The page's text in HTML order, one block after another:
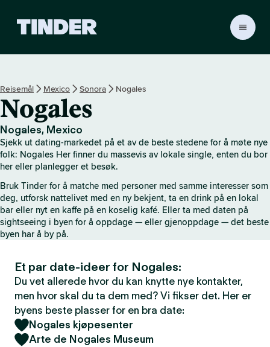
r
e
m
m
s
i
d
e
Reisemål Mexico Sonora Nogales
Nogales
Nogales, Mexico
Sjekk ut dating-markedet på et av de beste stedene for å møte nye
folk: Nogales Her finner du massevis av lokale single, enten du bor
her eller planlegger et besøk.
Bruk Tinder for å matche med personer med samme interesser som
deg, utforsk nattelivet med en ny bekjent, ta en drink på en lokal
bar eller nyt en kaffe på en koselig kafé. Eller ta med daten på
sightseeing i byen for å oppdage — eller gjenoppdage — det beste
byen har å by på.
Et par date-ideer for Nogales:
Du vet allerede hvor du kan knytte nye kontakter,
men hvor skal du ta dem med? Vi fikser det. Her er
byens beste plasser for en bra date:
Nogales kjøpesenter
Arte de Nogales Museum